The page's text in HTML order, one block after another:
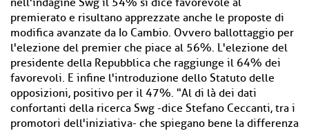
nell'indagine Swg il 54% si dice favorevole al
premierato e risultano apprezzate anche le proposte di
modifica avanzate da Io Cambio. Ovvero ballottaggio per
l'elezione del premier che piace al 56%. L'elezione del
presidente della Repubblica che raggiunge il 64% dei
favorevoli. E infine l'introduzione dello Statuto delle
opposizioni, positivo per il 47%. "Al di là dei dati
confortanti della ricerca Swg -dice Stefano Ceccanti, tra i
promotori dell'iniziativa- che spiegano bene la differenza